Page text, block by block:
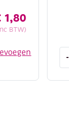
1,80
BTW)
-